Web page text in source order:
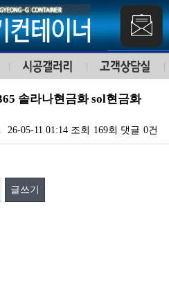
솔라나현금화 sol현금화
26-05-11 01:14 조회 169회 댓글 0건
글쓰기